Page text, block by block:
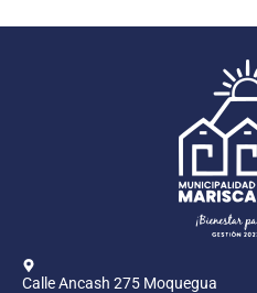
Calle Ancash 275 Moquegua